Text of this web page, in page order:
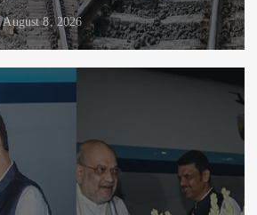
August 8, 2026